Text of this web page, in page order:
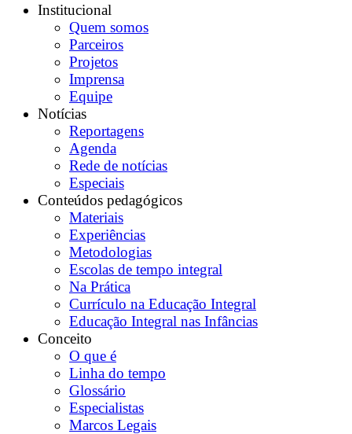
Institucional
Quem somos
Parceiros
Projetos
Imprensa
Equipe
Notícias
Reportagens
Agenda
Rede de notícias
Especiais
Conteúdos pedagógicos
Materiais
Experiências
Metodologias
Escolas de tempo integral
Na Prática
Currículo na Educação Integral
Educação Integral nas Infâncias
Conceito
O que é
Linha do tempo
Glossário
Especialistas
Marcos Legais